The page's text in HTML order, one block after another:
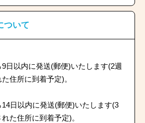
ついて
日以内に発送(郵便)いたします(2週
住所に到着予定)。
日以内に発送(郵便)いたします(3
た住所に到着予定)。